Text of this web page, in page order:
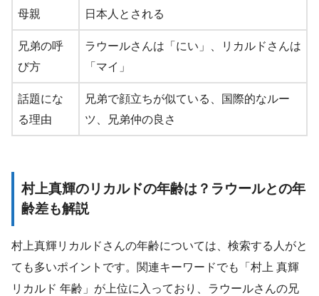
母親 日本人とされる
兄弟の呼
び方
ラウールさんは「にい」、リカルドさんは
「マイ」
話題にな
る理由
兄弟で顔立ちが似ている、国際的なルー
ツ、兄弟仲の良さ
村上真輝のリカルドの年齢は？ラウールとの年
齢差も解説
村上真輝リカルドさんの年齢については、検索する人がと
ても多いポイントです。関連キーワードでも「村上 真輝
リカルド 年齢」が上位に入っており、ラウールさんの兄